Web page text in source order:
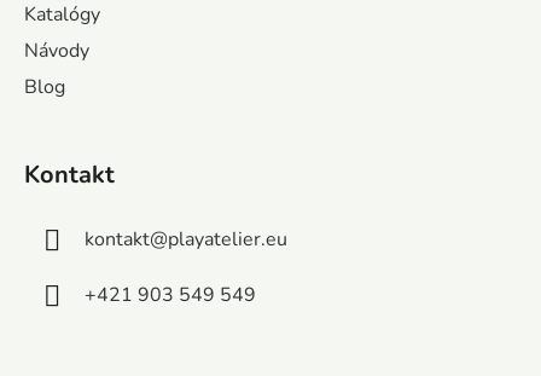
Katalógy
Návody
Blog
Kontakt
kontakt@playatelier.eu
+421 903 549 549